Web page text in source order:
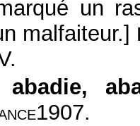
un
malfaiteur.]
abadie,
1907.